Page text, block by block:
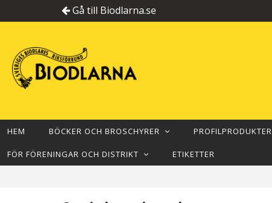
Gå till Biodlarna.se
HEM BÖCKER OCH BROSCHYRER PROFILPRODUKTER
FÖR FÖRENINGAR OCH DISTRIKT ETIKETTER